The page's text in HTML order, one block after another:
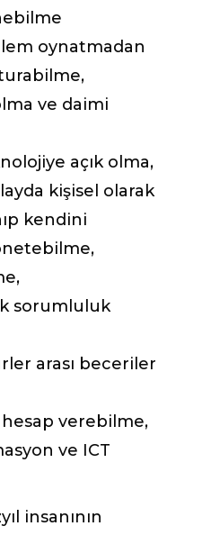
oynatmadan
ve daimi
açık olma,
kişisel olarak
kendini
sorumluluk
arası beceriler
verebilme,
ve ICT
insanının